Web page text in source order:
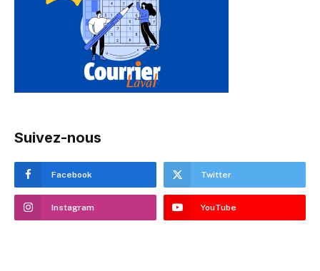
Suivez-nous
Facebook Twitter
Instagram YouTube